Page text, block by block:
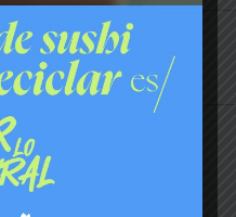
de daños viales y
de pavimentación
turbazo en
al aire tras alerta de